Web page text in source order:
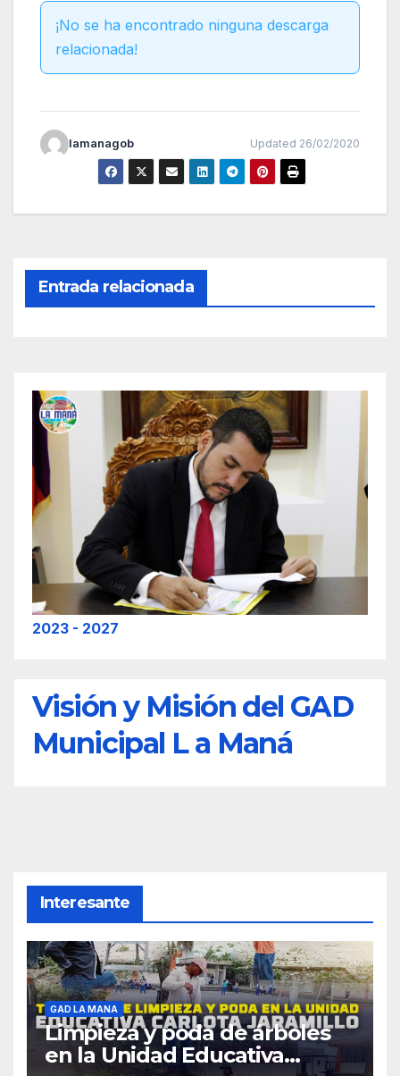
¡No se ha encontrado ninguna descarga
relacionada!
lamanagob Updated 26/02/2020
Entrada relacionada
2023 - 2027
Visión y Misión del GAD
Municipal L a Maná
Interesante
GAD LA MANA
Limpieza y poda de árboles
en la Unidad Educativa